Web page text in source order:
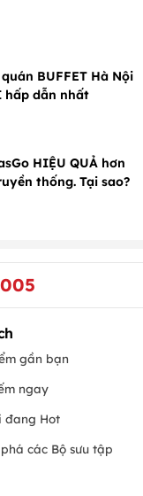
BUFFET Hà Nội
hấp dẫn nhất
HIỆU QUẢ hơn
thống. Tại sao?
gần bạn
ngay
đang Hot
các Bộ sưu tập